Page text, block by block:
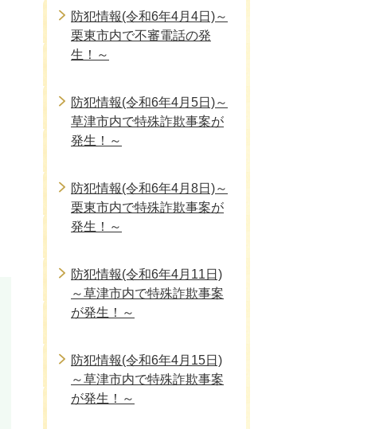
防犯情報(令和6年4月4日)～
栗東市内で不審電話の発
生！～
防犯情報(令和6年4月5日)～
草津市内で特殊詐欺事案が
発生！～
防犯情報(令和6年4月8日)～
栗東市内で特殊詐欺事案が
発生！～
防犯情報(令和6年4月11日)
～草津市内で特殊詐欺事案
が発生！～
防犯情報(令和6年4月15日)
～草津市内で特殊詐欺事案
が発生！～